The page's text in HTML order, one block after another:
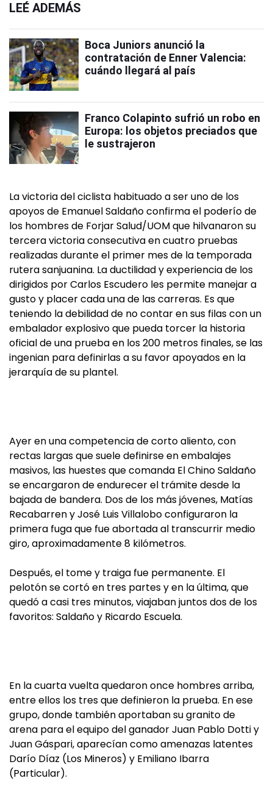
LEÉ ADEMÁS
Boca Juniors anunció la
contratación de Enner Valencia:
cuándo llegará al país
Franco Colapinto sufrió un robo en
Europa: los objetos preciados que
le sustrajeron
La victoria del ciclista habituado a ser uno de los
apoyos de Emanuel Saldaño confirma el poderío de
los hombres de Forjar Salud/UOM que hilvanaron su
tercera victoria consecutiva en cuatro pruebas
realizadas durante el primer mes de la temporada
rutera sanjuanina. La ductilidad y experiencia de los
dirigidos por Carlos Escudero les permite manejar a
gusto y placer cada una de las carreras. Es que
teniendo la debilidad de no contar en sus filas con un
embalador explosivo que pueda torcer la historia
oficial de una prueba en los 200 metros finales, se las
ingenian para definirlas a su favor apoyados en la
jerarquía de su plantel.
Ayer en una competencia de corto aliento, con
rectas largas que suele definirse en embalajes
masivos, las huestes que comanda El Chino Saldaño
se encargaron de endurecer el trámite desde la
bajada de bandera. Dos de los más jóvenes, Matías
Recabarren y José Luis Villalobo configuraron la
primera fuga que fue abortada al transcurrir medio
giro, aproximadamente 8 kilómetros.
Después, el tome y traiga fue permanente. El
pelotón se cortó en tres partes y en la última, que
quedó a casi tres minutos, viajaban juntos dos de los
favoritos: Saldaño y Ricardo Escuela.
En la cuarta vuelta quedaron once hombres arriba,
entre ellos los tres que definieron la prueba. En ese
grupo, donde también aportaban su granito de
arena para el equipo del ganador Juan Pablo Dotti y
Juan Gáspari, aparecían como amenazas latentes
Darío Díaz (Los Mineros) y Emiliano Ibarra
(Particular).